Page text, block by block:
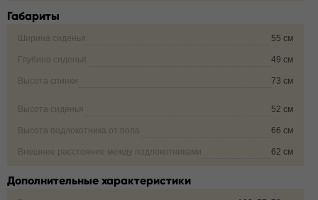
Габариты
Ширина сиденья 55 см
Глубина сиденья 49 см
Высота спинки 73 см
Высота сиденья 52 см
Высота подлокотника от пола 66 см
Внешнее расстояние между подлокотниками 62 см
Дополнительные характеристики